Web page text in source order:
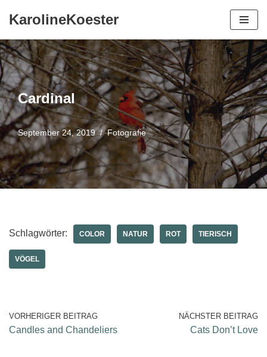
Inhalt
springen
KarolineKoester
Cardinal
September 24, 2019 Fotografie
Schlagwörter: COLOR NATUR ROT TIERISCH
VÖGEL
VORHERIGER BEITRAG
Candles and Chandeliers
NÄCHSTER BEITRAG
Cats Don’t Love